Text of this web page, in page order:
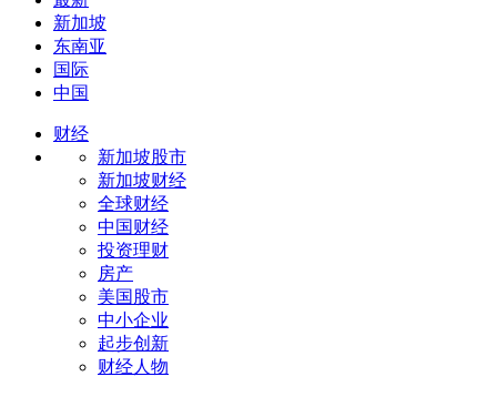
新加坡
东南亚
国际
中国
财经
新加坡股市
新加坡财经
全球财经
中国财经
投资理财
房产
美国股市
中小企业
起步创新
财经人物